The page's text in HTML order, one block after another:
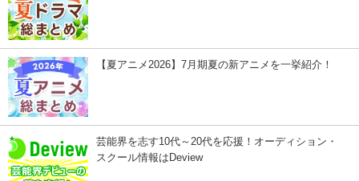
【夏アニメ2026】7月期夏の新アニメを一挙紹介！
芸能界を志す10代～20代を応援！オーディション・
スクール情報はDeview